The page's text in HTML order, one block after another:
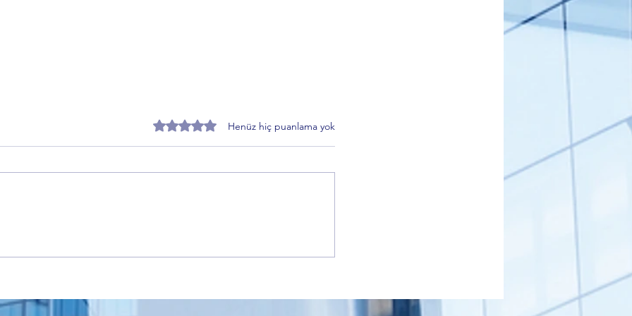
Üye Vurgusu
Süreci Açıklaması
5 üzerinden 0 yıldızHenüz hiç puanlama yok